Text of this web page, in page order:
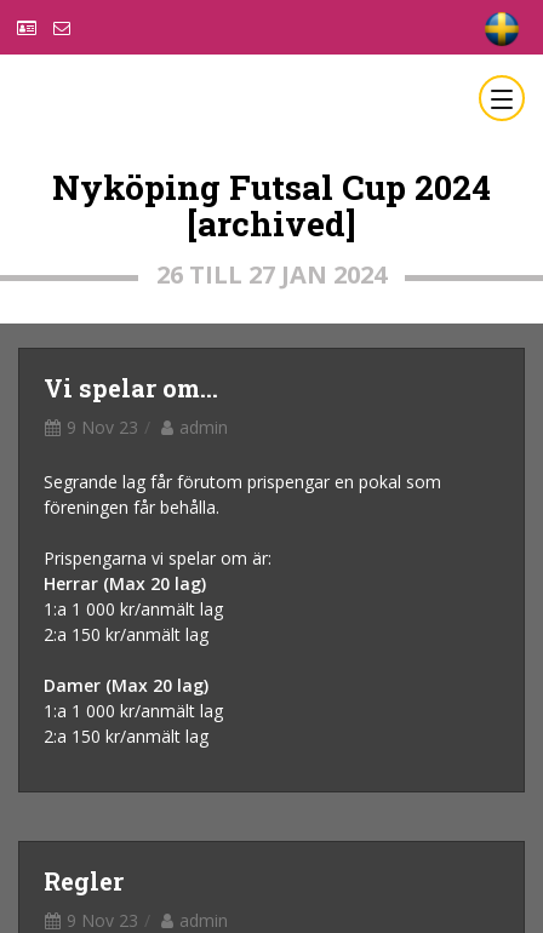
Nyköping Futsal Cup 2024
[archived]
26 TILL 27 JAN 2024
Vi spelar om...
9 Nov 23 admin
Segrande lag får förutom prispengar en pokal som
föreningen får behålla.
Prispengarna vi spelar om är:
Herrar (Max 20 lag)
1:a 1 000 kr/anmält lag
2:a 150 kr/anmält lag
Damer (Max 20 lag)
1:a 1 000 kr/anmält lag
2:a 150 kr/anmält lag
Regler
9 Nov 23 admin